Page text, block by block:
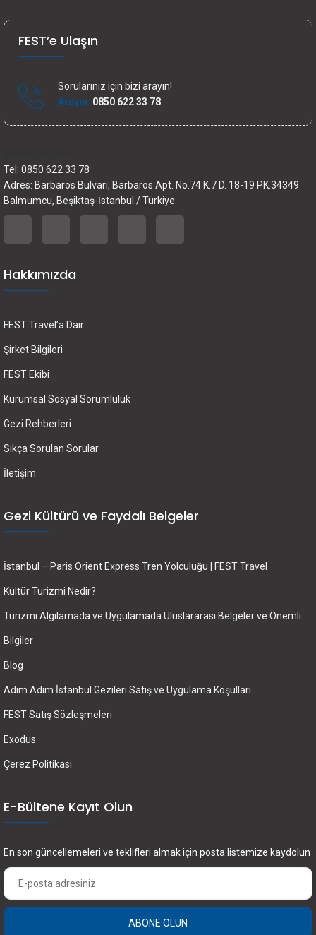
FEST’e Ulaşın
Sorularınız için bizi arayın!
Arayın: 0850 622 33 78
Tel: 0850 622 33 78
Adres: Barbaros Bulvarı, Barbaros Apt. No.74 K.7 D. 18-19 PK.34349
Balmumcu, Beşiktaş-İstanbul / Türkiye
Hakkımızda
FEST Travel’a Dair
Şirket Bilgileri
FEST Ekibi
Kurumsal Sosyal Sorumluluk
Gezi Rehberleri
Sıkça Sorulan Sorular
İletişim
Gezi Kültürü ve Faydalı Belgeler
İstanbul – Paris Orient Express Tren Yolculuğu | FEST Travel
Kültür Turizmi Nedir?
Turizmi Algılamada ve Uygulamada Uluslararası Belgeler ve Önemli
Bilgiler
Blog
Adım Adım İstanbul Gezileri Satış ve Uygulama Koşulları
FEST Satış Sözleşmeleri
Exodus
Çerez Politikası
E-Bültene Kayıt Olun
En son güncellemeleri ve teklifleri almak için posta listemize kaydolun
ABONE OLUN